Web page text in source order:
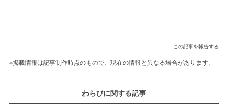
この記事を報告する
※掲載情報は記事制作時点のもので、現在の情報と異なる場合があります。
わらびに関する記事